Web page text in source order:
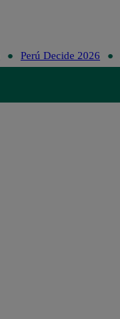
Perú Decide 2026